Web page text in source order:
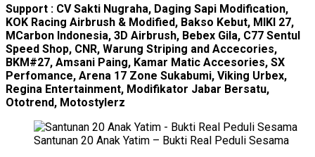
Support : CV Sakti Nugraha, Daging Sapi Modification,
KOK Racing Airbrush & Modified, Bakso Kebut, MIKI 27,
MCarbon Indonesia, 3D Airbrush, Bebex Gila, C77 Sentul
Speed Shop, CNR, Warung Striping and Accecories,
BKM#27, Amsani Paing, Kamar Matic Accesories, SX
Perfomance, Arena 17 Zone Sukabumi, Viking Urbex,
Regina Entertainment, Modifikator Jabar Bersatu,
Ototrend, Motostylerz
Santunan 20 Anak Yatim – Bukti Real Peduli Sesama